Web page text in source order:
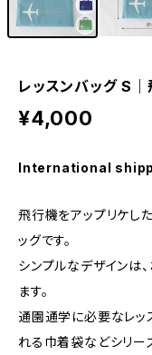
レッスンバッグ S
¥4,000
International
飛行機をアップリケ
ッグです。
シンプルなデザインは
ます。
通園通学に必要なレッ
れる巾着袋などシリー